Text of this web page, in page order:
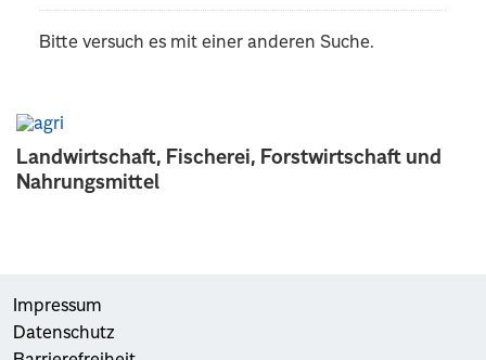
Landwirtschaft, Fischerei, Forstwirtschaft und
Nahrungsmittel
Bitte versuch es mit einer anderen Suche.
Impressum
Datenschutz